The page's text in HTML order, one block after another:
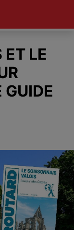
ET LE
GUIDE